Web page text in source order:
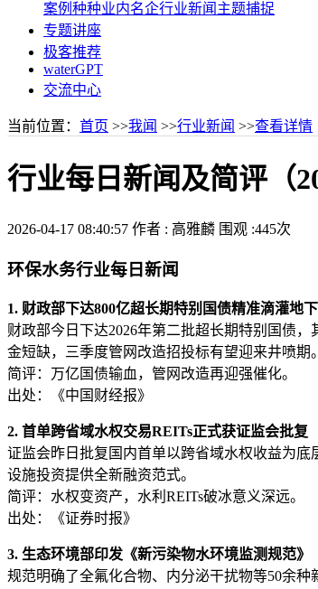
案例种种业内名企行业新闻 主题捕捉
专题讲座
极客推荐
waterGPT
交流中心
当前位置： 首页 >>我闻 >>行业新闻 >>查看详情
行业每日新闻及简评（
2026-04-17 08:40:57 作者 : 高雅麟 围观 :445次
环保水务行业每日新闻
1. 财政部下达800亿超长期特别国债精准滴灌地
财政部今日下达2026年第二批超长期特别国债
金短缺，三季度管网改造招投标有望迎来井喷期。
简评：万亿国债输血，管网改造再迎强催化。
出处：《中国财经报》
2. 首单跨省域水权交易REITs正式获证监会批复
证监会昨日批复国内首单以跨省域水权收益为
设施投资提供全新融资范式。
简评：水权变资产，水利REITs破冰意义深远。
出处：《证券时报》
3. 生态环境部印发《新污染物水环境监测规范》
规范明确了全氟化合物、内分泌干扰物等50余